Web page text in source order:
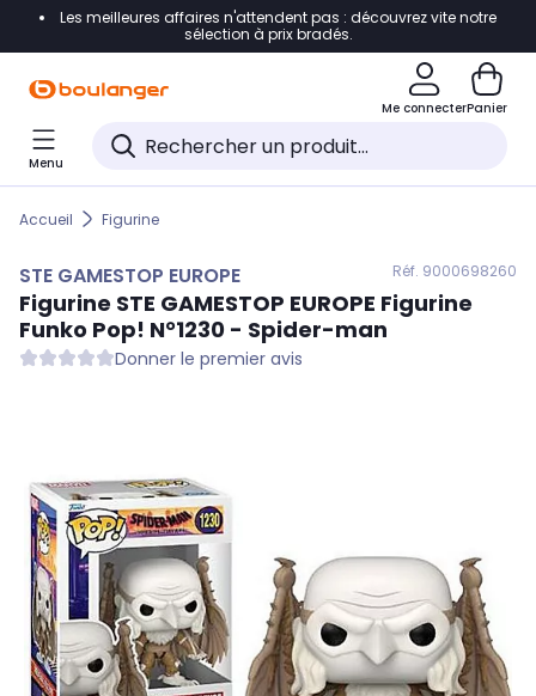
Accéder directement à la navigation
Accéder directement au pied de page
Accéder directement au chatbot
Les meilleures affaires n'attendent pas : découvrez vite notre
sélection à prix bradés.
Me connecterPanier
Menu
Accueil Figurine
STE GAMESTOP EUROPE Réf. 9000698260
Figurine STE GAMESTOP EUROPE Figurine
Funko Pop! N°1230 - Spider-man
Donner le premier avis